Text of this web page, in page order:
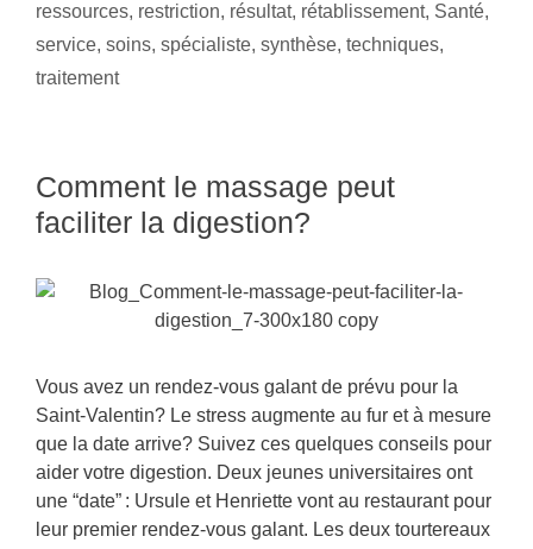
ressources, restriction, résultat, rétablissement, Santé,
service, soins, spécialiste, synthèse, techniques,
traitement
Comment le massage peut
faciliter la digestion?
Vous avez un rendez-vous galant de prévu pour la
Saint-Valentin? Le stress augmente au fur et à mesure
que la date arrive? Suivez ces quelques conseils pour
aider votre digestion. Deux jeunes universitaires ont
une “date” : Ursule et Henriette vont au restaurant pour
leur premier rendez-vous galant. Les deux tourtereaux